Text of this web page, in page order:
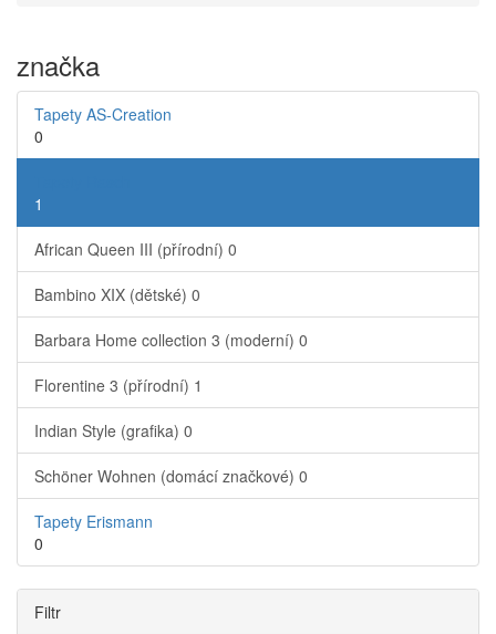
značka
Tapety AS-Creation
0
1
African Queen III (přírodní) 0
Bambino XIX (dětské) 0
Barbara Home collection 3 (moderní) 0
Florentine 3 (přírodní) 1
Indian Style (grafika) 0
Schöner Wohnen (domácí značkové) 0
Tapety Erismann
0
Filtr